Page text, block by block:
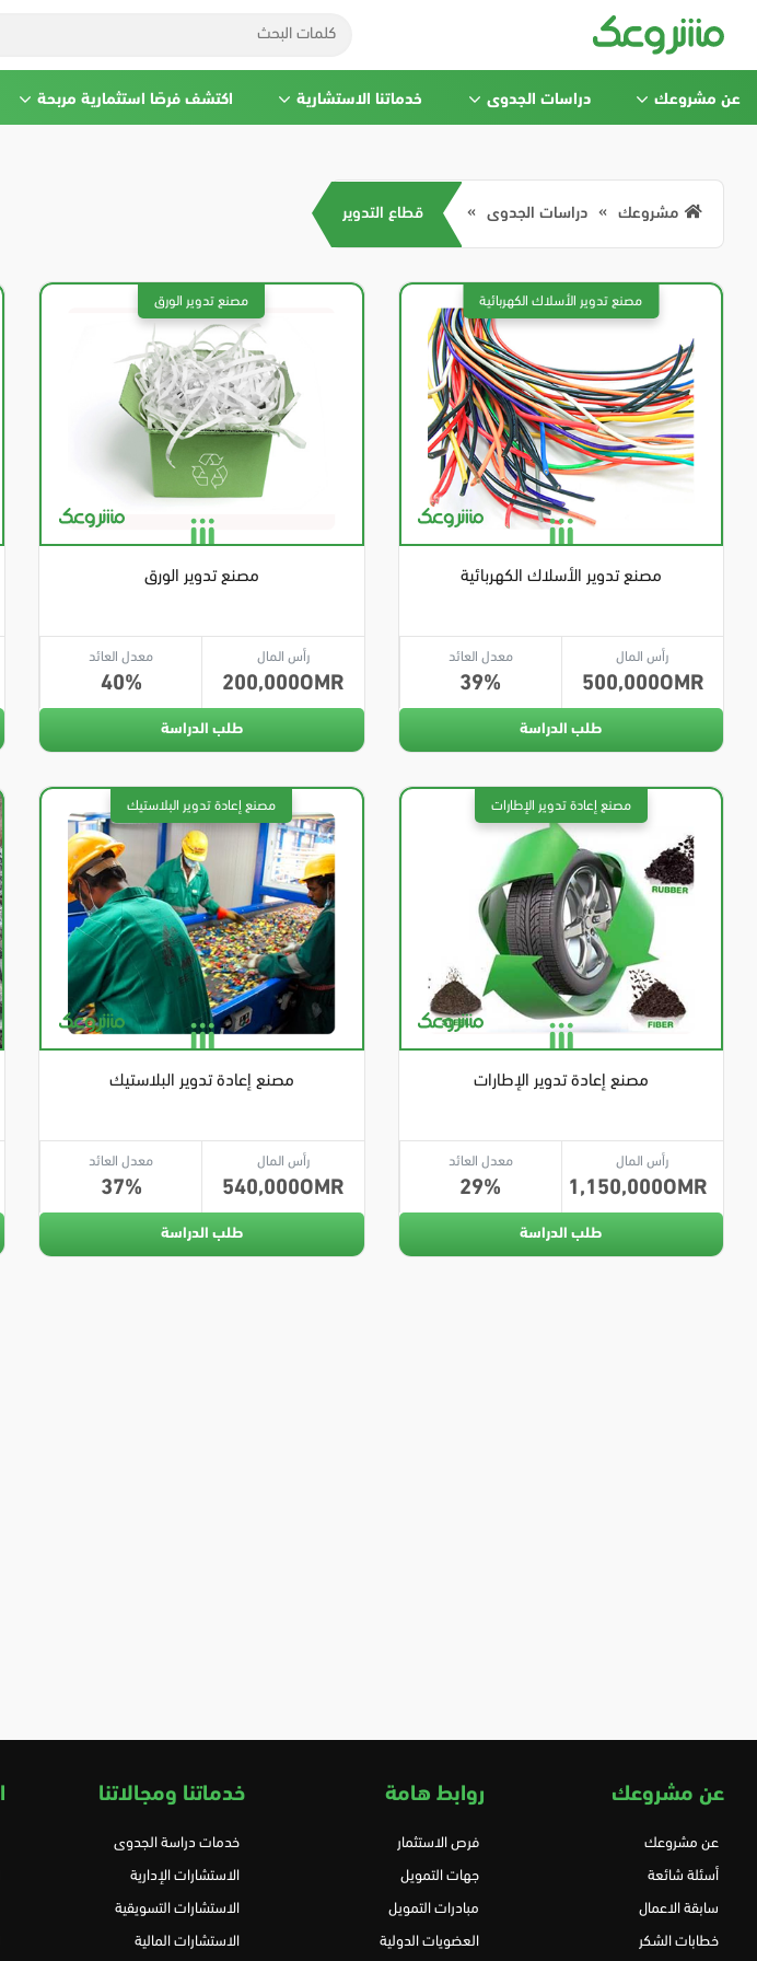
عن مشروعك دراسات الجدوى خدماتنا الاستشارية اكتشف فرصًا استثمارية مربحة
مشروعك دراسات الجدوى قطاع التدوير
مصنع تدوير الأسلاك الكهربائية
رأس المال
500,000
معدل العائد
39
طلب الدراسة
مصنع تدوير الورق
رأس المال
200,000
معدل العائد
40
طلب الدراسة
مصنع إعادة تدوير الإطارات
رأس المال
1,150,000
معدل العائد
29
طلب الدراسة
مصنع إعادة تدوير البلاستيك
رأس المال
540,000
معدل العائد
37
طلب الدراسة
عن مشروعك
عن مشروعك
أسئلة شائعة
سابقة الاعمال
خطابات الشكر
روابط هامة
فرص الاستثمار
جهات التمويل
مبادرات التمويل
العضويات الدولية
خدماتنا ومجالاتنا
خدمات دراسة الجدوى
الاستشارات الإدارية
الاستشارات التسويقية
الاستشارات المالية